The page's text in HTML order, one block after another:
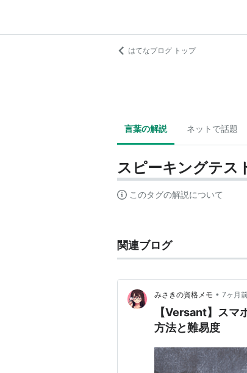
はてなブログ トップ
言葉の解説 ネットで話題
スピーキングテス
このタグの解説について
関連ブログ
みさきの資格メモ • 7ヶ月
【Versant】スマ
方法と難易度